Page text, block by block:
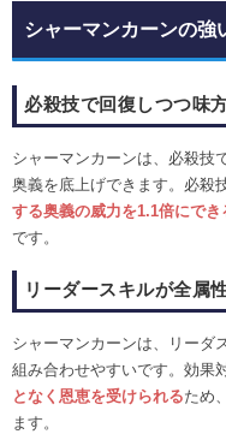
シャーマンカーンの強
必殺技で回復しつつ味
シャーマンカーンは、必殺技
奥義を底上げできます。必殺
する奥義の威力を1.1倍にでき
です。
リーダースキルが全属
シャーマンカーンは、リーダ
組み合わせやすいです。効果
となく恩恵を受けられるため
ます。